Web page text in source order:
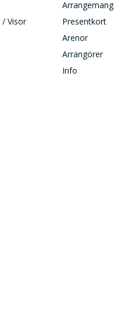
Visor
Arrangemang
Presentkort
Arenor
Arrangörer
Info